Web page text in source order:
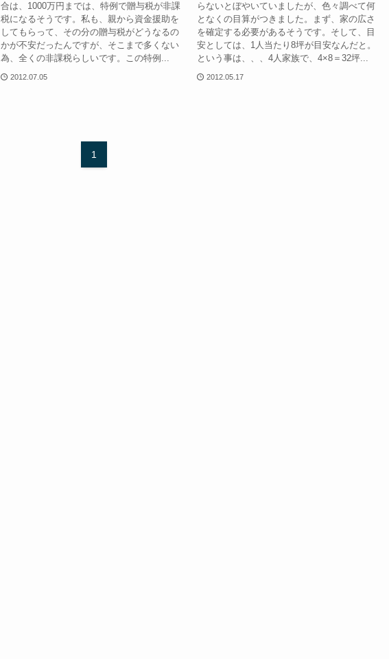
合は、1000万円までは、特例で贈与税が非課
税になるそうです。私も、親から資金援助を
してもらって、その分の贈与税がどうなるの
かが不安だったんですが、そこまで多くない
為、全くの非課税らしいです。この特例...
2012.07.05
らないとぼやいていましたが、色々調べて何
となくの目算がつきました。まず、家の広さ
を確定する必要があるそうです。そして、目
安としては、1人当たり8坪が目安なんだと。
という事は、、、4人家族で、4×8＝32坪...
2012.05.17
1